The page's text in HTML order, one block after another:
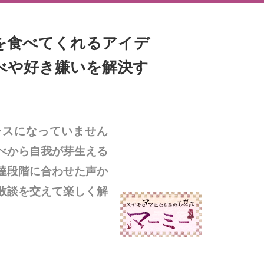
食べてくれるアイデ
や好き嫌いを解決す
になっていません
から自我が芽生える
段階に合わせた声か
談を交えて楽しく解